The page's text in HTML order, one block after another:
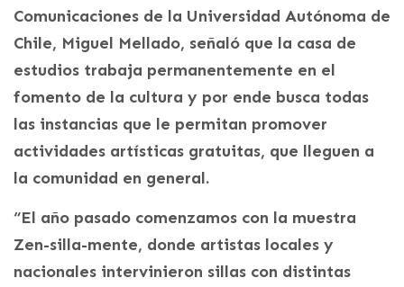
Comunicaciones de la Universidad Autónoma de
Chile, Miguel Mellado, señaló que la casa de
estudios trabaja permanentemente en el
fomento de la cultura y por ende busca todas
las instancias que le permitan promover
actividades artísticas gratuitas, que lleguen a
la comunidad en general.
“El año pasado comenzamos con la muestra
Zen-silla-mente, donde artistas locales y
nacionales intervinieron sillas con distintas